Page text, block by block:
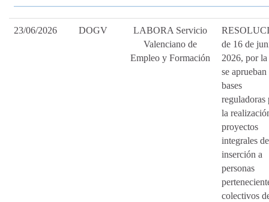
23/06/2026 DOGV
LABORA Servicio
Valenciano de
Empleo y Formación
de 16 de
2026, por la
se aprueban
bases
reguladoras
la
proyectos
integrales de
inserción a
personas
colectivos